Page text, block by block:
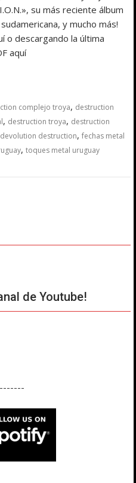
su más reciente álbum
y mucho más!
o descargando la última
aquí
complejo troya, destruction
, destruction troya, destruction
devolution destruction,fechas metal
,toques metal uruguay
de Youtube!